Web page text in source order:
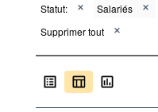
Statut: Salariés
Supprimer tout